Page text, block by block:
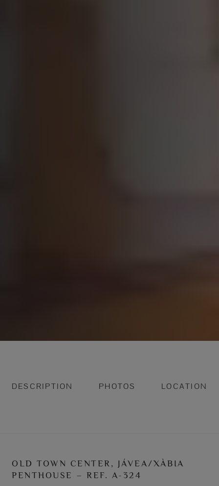
DESCRIPTION PHOTOS LOCATION
OLD TOWN CENTER, JÁVEA/XÀBIA
PENTHOUSE – REF. A-324